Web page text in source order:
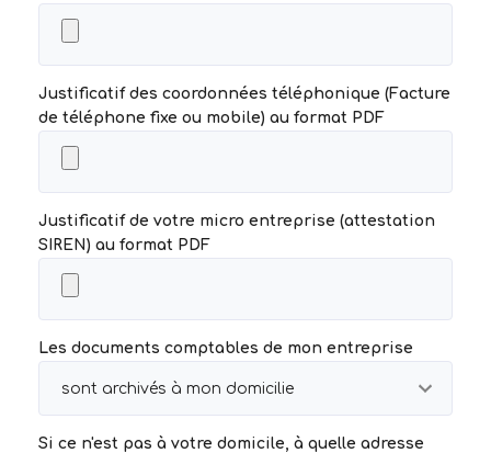
Justificatif des coordonnées téléphonique (Facture
de téléphone fixe ou mobile) au format PDF
Justificatif de votre micro entreprise (attestation
SIREN) au format PDF
Les documents comptables de mon entreprise
Si ce n'est pas à votre domicile, à quelle adresse